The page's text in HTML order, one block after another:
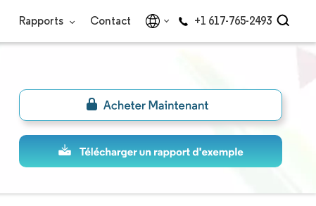
Rapports Contact +1 617-765-2493